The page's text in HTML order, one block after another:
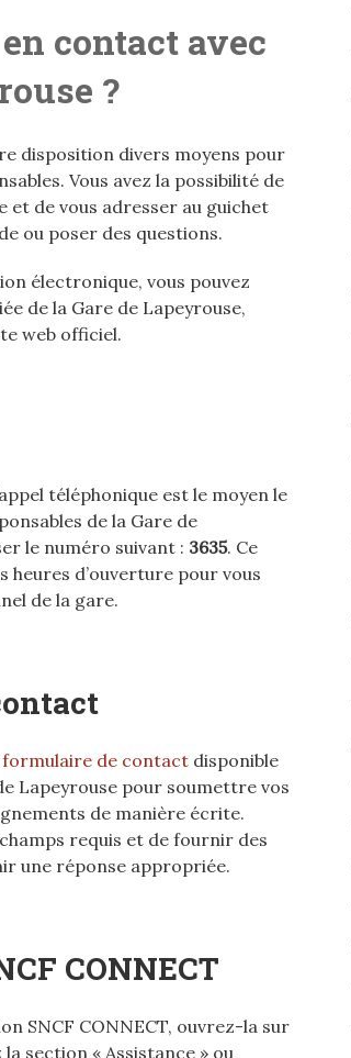
contact avec
?
disposition divers moyens pour
Vous avez la possibilité de
de vous adresser au guichet
ou poser des questions.
électronique, vous pouvez
de la Gare de Lapeyrouse,
web officiel.
téléphonique est le moyen le
de la Gare de
le numéro suivant : 3635. Ce
heures d’ouverture pour vous
de la gare.
formulaire de contact disponible
Lapeyrouse pour soumettre vos
de manière écrite.
requis et de fournir des
une réponse appropriée.
CONNECT
SNCF CONNECT, ouvrez-la sur
section « Assistance » ou